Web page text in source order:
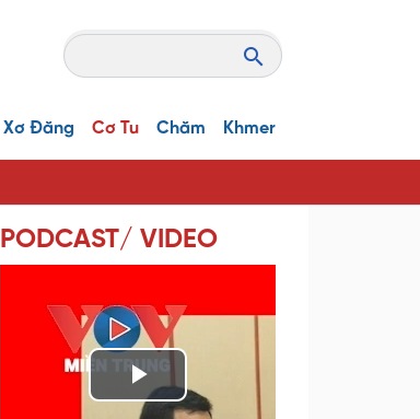
Xơ Đăng Cơ Tu Chăm Khmer
PODCAST/ VIDEO
P